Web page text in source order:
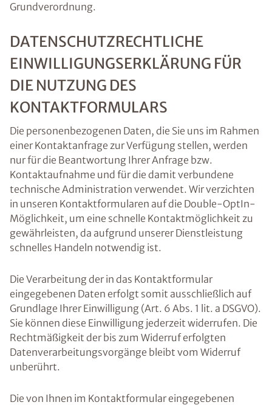
Grundverordnung.
DATENSCHUTZRECHTLICHE
EINWILLIGUNGSERKLÄRUNG FÜR
DIE NUTZUNG DES
KONTAKTFORMULARS
Die personenbezogenen Daten, die Sie uns im Rahmen
einer Kontaktanfrage zur Verfügung stellen, werden
nur für die Beantwortung Ihrer Anfrage bzw.
Kontaktaufnahme und für die damit verbundene
technische Administration verwendet. Wir verzichten
in unseren Kontaktformularen auf die Double-OptIn-
Möglichkeit, um eine schnelle Kontaktmöglichkeit zu
gewährleisten, da aufgrund unserer Dienstleistung
schnelles Handeln notwendig ist.
Die Verarbeitung der in das Kontaktformular
eingegebenen Daten erfolgt somit ausschließlich auf
Grundlage Ihrer Einwilligung (Art. 6 Abs. 1 lit. a DSGVO).
Sie können diese Einwilligung jederzeit widerrufen. Die
Rechtmäßigkeit der bis zum Widerruf erfolgten
Datenverarbeitungsvorgänge bleibt vom Widerruf
unberührt.
Die von Ihnen im Kontaktformular eingegebenen